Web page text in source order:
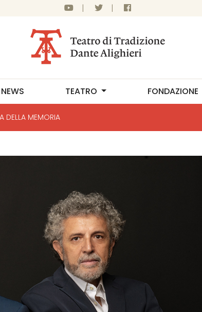
| |
NEWS TEATRO FONDAZIONE
DELLA MEMORIA